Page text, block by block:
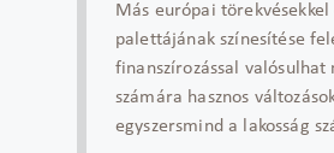
Más európai
palettájának színesítése
finanszírozással valósulhat
számára hasznos
egyszersmind a lakosság